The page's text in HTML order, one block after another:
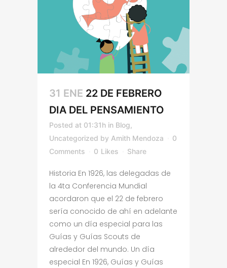
31 ENE 22 DE FEBRERO
DIA DEL PENSAMIENTO
Posted at 01:31h in Blog
Uncategorized by Amith Mendoza
0
Comments
0 Likes Share
Historia En 1926, las delegadas de
la 4ta Conferencia Mundial
acordaron que el 22 de febrero
sería conocido de ahí en adelante
como un día especial para las
Guías y Guías Scouts de
alrededor del mundo. Un día
especial En 1926, Guías y Guías